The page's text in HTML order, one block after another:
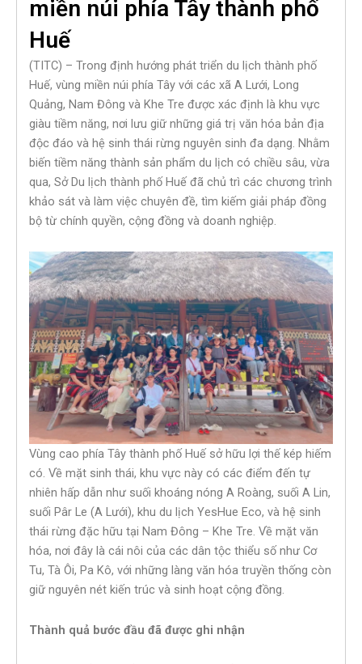
miền núi phía Tây thành phố
Huế
(TITC) – Trong định hướng phát triển du lịch thành phố
Huế, vùng miền núi phía Tây với các xã A Lưới, Long
Quảng, Nam Đông và Khe Tre được xác định là khu vực
giàu tiềm năng, nơi lưu giữ những giá trị văn hóa bản địa
độc đáo và hệ sinh thái rừng nguyên sinh đa dạng. Nhằm
biến tiềm năng thành sản phẩm du lịch có chiều sâu, vừa
qua, Sở Du lịch thành phố Huế đã chủ trì các chương trình
khảo sát và làm việc chuyên đề, tìm kiếm giải pháp đồng
bộ từ chính quyền, cộng đồng và doanh nghiệp.
Vùng cao phía Tây thành phố Huế sở hữu lợi thế kép hiếm
có. Về mặt sinh thái, khu vực này có các điểm đến tự
nhiên hấp dẫn như suối khoáng nóng A Roàng, suối A Lin,
suối Pâr Le (A Lưới), khu du lịch YesHue Eco, và hệ sinh
thái rừng đặc hữu tại Nam Đông – Khe Tre. Về mặt văn
hóa, nơi đây là cái nôi của các dân tộc thiểu số như Cơ
Tu, Tà Ôi, Pa Kô, với những làng văn hóa truyền thống còn
giữ nguyên nét kiến trúc và sinh hoạt cộng đồng.
Thành quả bước đầu đã được ghi nhận